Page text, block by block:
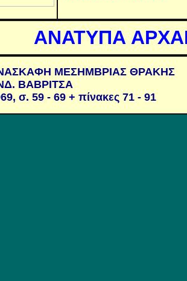
ΑΝΑΤΥΠΑ
ΜΕΣΗΜΒΡΙΑΣ ΘΡΑΚΗΣ
ΒΑΒΡΙΤΣΑ
σ. 59 - 69 + πίνακες 71 - 91